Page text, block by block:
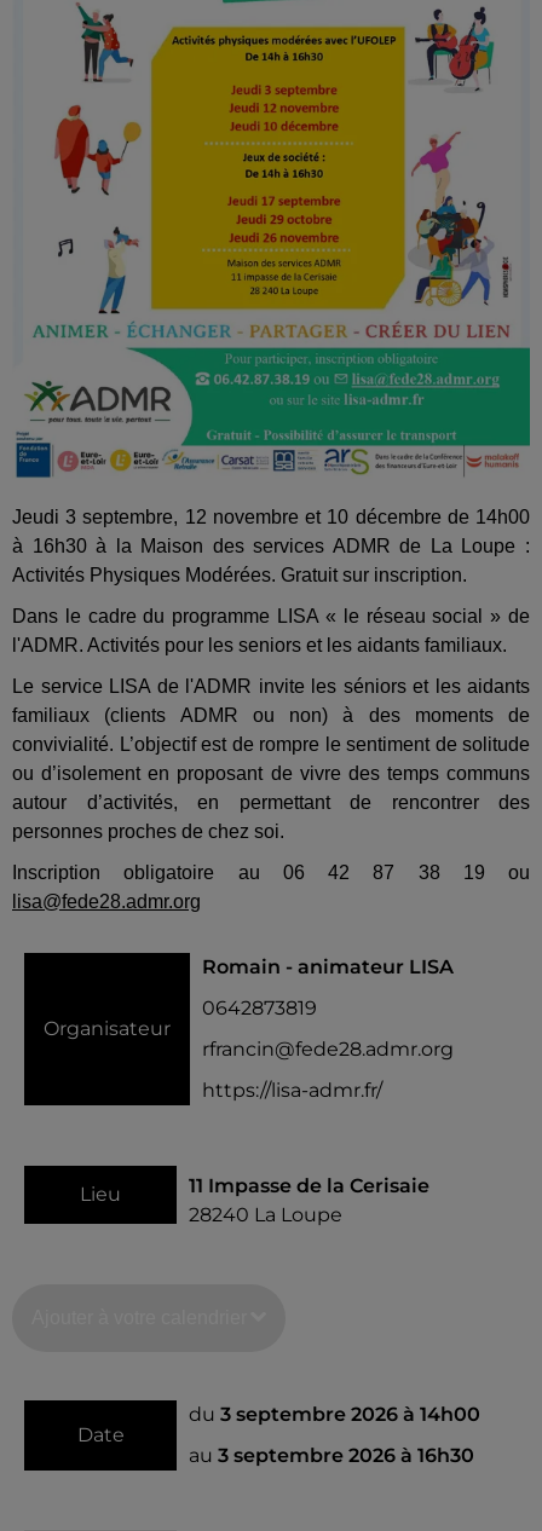
Jeudi 3 septembre, 12 novembre et 10 décembre de 14h00
à 16h30 à la Maison des services ADMR de La Loupe :
Activités Physiques Modérées. Gratuit sur inscription.
Dans le cadre du programme LISA « le réseau social » de
l'ADMR. Activités pour les seniors et les aidants familiaux.
Le service LISA de l'ADMR invite les séniors et les aidants
familiaux (clients ADMR ou non) à des moments de
convivialité. L’objectif est de rompre le sentiment de solitude
ou d’isolement en proposant de vivre des temps communs
autour d’activités, en permettant de rencontrer des
personnes proches de chez soi.
Inscription obligatoire au 06 42 87 38 19 ou
lisa@fede28.admr.org
Organisateur
Romain - animateur LISA
0642873819
rfrancin@fede28.admr.org
https://lisa-admr.fr/
Lieu
11 Impasse de la Cerisaie
28240 La Loupe
Date
du 3 septembre 2026 à 14h00
au 3 septembre 2026 à 16h30